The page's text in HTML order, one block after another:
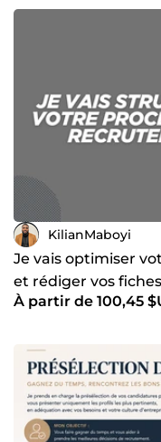
KilianMaboyi
Je vais optimiser
et rédiger vos
À partir de 100,45